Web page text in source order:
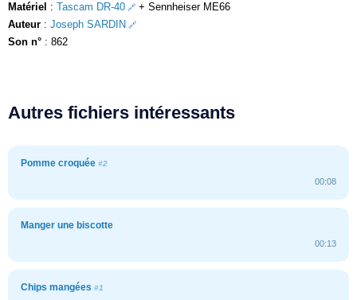
Matériel : Tascam DR-40
+ Sennheiser ME66
Auteur : Joseph SARDIN
Son n° : 862
Autres fichiers intéressants
Pomme croquée #2
00:08
Manger une biscotte
00:13
Chips mangées #1